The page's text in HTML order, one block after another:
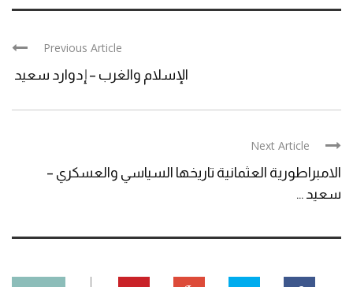
Previous Article
الإسلام والغرب – إدوارد سعيد
Next Article
الامبراطورية العثمانية تاريخها السياسي والعسكري –
سعيد ...